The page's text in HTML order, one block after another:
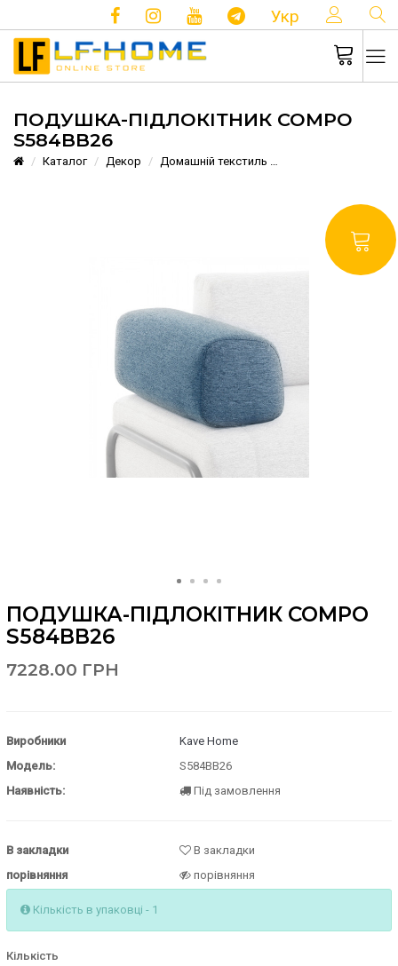
Укр
ПОДУШКА-ПІДЛОКІТНИК COMPO
S584BB26
Каталог Декор Домашній текстиль
ПОДУШКА-ПІДЛОКІТНИК COMPO
S584BB26
7228.00 ГРН
Виробники
Kave Home
Модель:
S584BB26
Наявність:
Під замовлення
В закладки
В закладки
порівняння
порівняння
Кількість в упаковці - 1
Кількість